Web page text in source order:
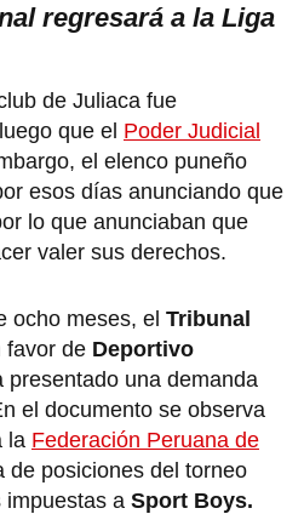
regresará a la Liga
de Juliaca fue
luego que el Poder Judicial
el elenco puneño
esos días anunciando que
lo que anunciaban que
valer sus derechos.
ocho meses, el Tribunal
favor de Deportivo
presentado una demanda
el documento se observa
la Federación Peruana de
de posiciones del torneo
impuestas a Sport Boys.